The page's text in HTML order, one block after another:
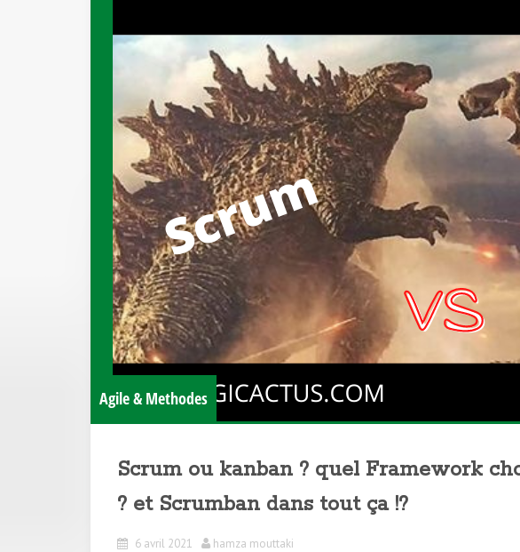
Agile & Methodes
Scrum ou kanban ? quel Framework
? et Scrumban dans tout ça !?
6 avril 2021 hamza mouttaki